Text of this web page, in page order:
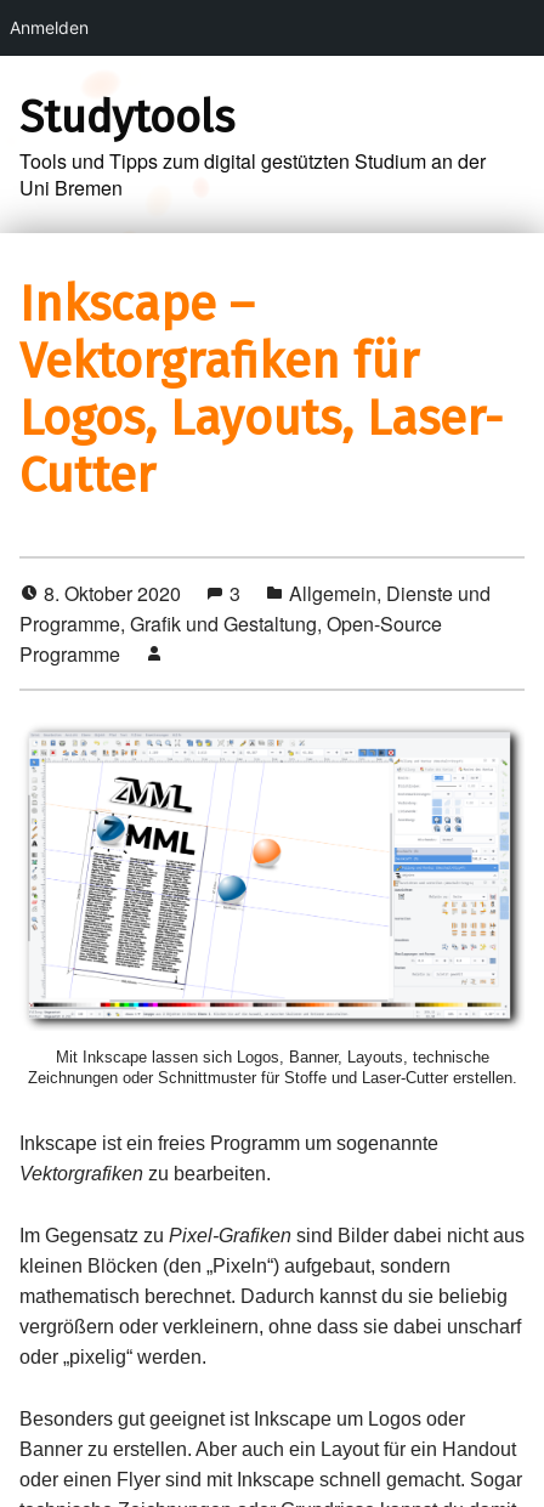
Anmelden
Skip to main navigation
Skip to main content
Skip to footer
Studytools
Tools und Tipps zum digital gestützten Studium an der
Uni Bremen
Inkscape –
Vektorgrafiken für
Logos, Layouts, Laser-
Cutter
8. Oktober 2020 3 Allgemein, Dienste und
Programme, Grafik und Gestaltung, Open-Source
Programme
Mit Inkscape lassen sich Logos, Banner, Layouts, technische
Zeichnungen oder Schnittmuster für Stoffe und Laser-Cutter erstellen.
Inkscape ist ein freies Programm um sogenannte
Vektorgrafiken zu bearbeiten.
Im Gegensatz zu Pixel-Grafiken sind Bilder dabei nicht aus
kleinen Blöcken (den „Pixeln“) aufgebaut, sondern
mathematisch berechnet. Dadurch kannst du sie beliebig
vergrößern oder verkleinern, ohne dass sie dabei unscharf
oder „pixelig“ werden.
Besonders gut geeignet ist Inkscape um Logos oder
Banner zu erstellen. Aber auch ein Layout für ein Handout
oder einen Flyer sind mit Inkscape schnell gemacht. Sogar